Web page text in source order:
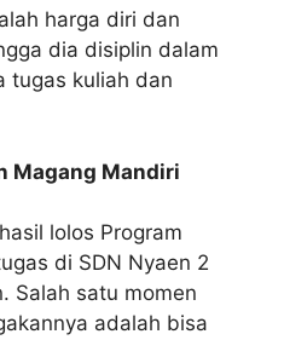
harga diri dan
dia disiplin dalam
tugas kuliah dan
Magang Mandiri
lolos Program
di SDN Nyaen 2
Salah satu momen
adalah bisa